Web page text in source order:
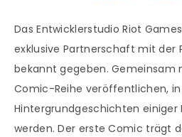
Das Entwicklerstudio Riot
exklusive Partnerschaft mit der
bekannt gegeben. Gemeinsam
Comic-Reihe veröffentlichen,
Hintergrundgeschichten einiger
werden. Der erste Comic trägt